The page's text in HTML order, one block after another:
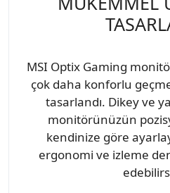
MSI Optix Gaming
çok daha konforlu
tasarlandı. Dikey ve
monitörünüzün
kendinize göre
ergonomi ve izleme